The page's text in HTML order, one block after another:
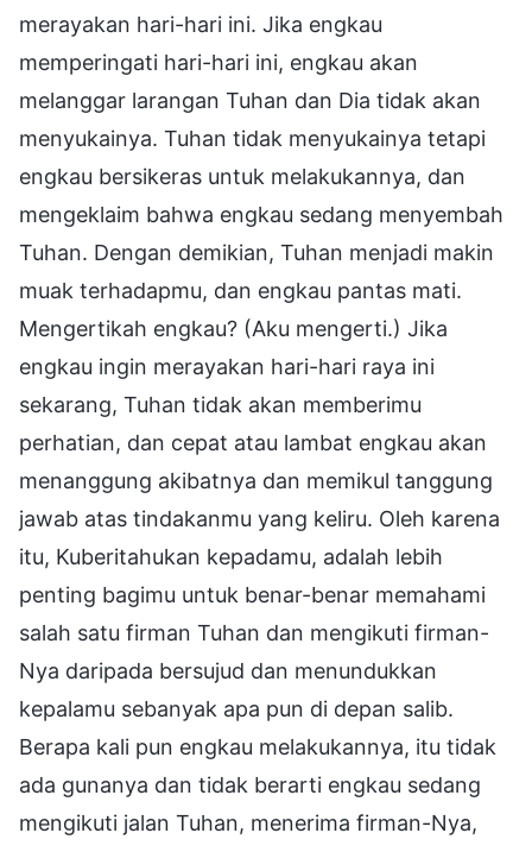
merayakan hari-hari ini. Jika engkau
memperingati hari-hari ini, engkau akan
melanggar larangan Tuhan dan Dia tidak akan
menyukainya. Tuhan tidak menyukainya tetapi
engkau bersikeras untuk melakukannya, dan
mengeklaim bahwa engkau sedang menyembah
Tuhan. Dengan demikian, Tuhan menjadi makin
muak terhadapmu, dan engkau pantas mati.
Mengertikah engkau? (Aku mengerti.) Jika
engkau ingin merayakan hari-hari raya ini
sekarang, Tuhan tidak akan memberimu
perhatian, dan cepat atau lambat engkau akan
menanggung akibatnya dan memikul tanggung
jawab atas tindakanmu yang keliru. Oleh karena
itu, Kuberitahukan kepadamu, adalah lebih
penting bagimu untuk benar-benar memahami
salah satu firman Tuhan dan mengikuti firman-
Nya daripada bersujud dan menundukkan
kepalamu sebanyak apa pun di depan salib.
Berapa kali pun engkau melakukannya, itu tidak
ada gunanya dan tidak berarti engkau sedang
mengikuti jalan Tuhan, menerima firman-Nya,